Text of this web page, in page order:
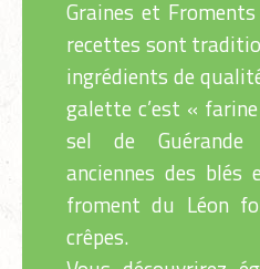
Graines et
recettes sont
ingrédients de
galette c’est «
sel de
anciennes des
froment du Léon
crêpes.